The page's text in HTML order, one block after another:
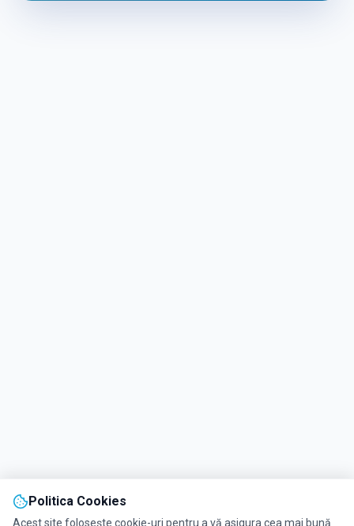
Politica Cookies
Acest site folosește cookie-uri pentru a vă asigura cea mai bună